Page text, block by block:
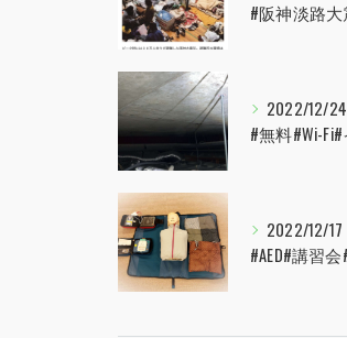
2022/12/24
2022/12/17